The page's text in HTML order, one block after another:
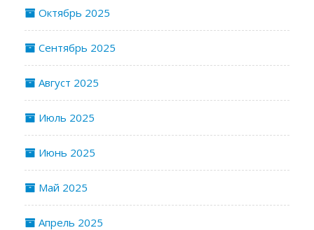
Октябрь 2025
Сентябрь 2025
Август 2025
Июль 2025
Июнь 2025
Май 2025
Апрель 2025